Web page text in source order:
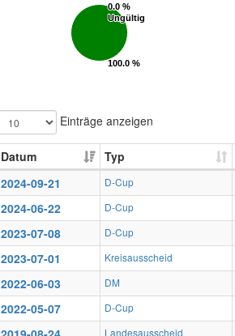
0.0 %
Ungültig
0.0 %
Ungültig
100.0 %
100.0 %
Einträge anzeigen
Datum Typ
2024-09-21
D-Cup
2024-06-22
D-Cup
2023-07-08
D-Cup
2023-07-01
Kreisausscheid
2022-06-03
DM
2022-05-07
D-Cup
Landesausscheid